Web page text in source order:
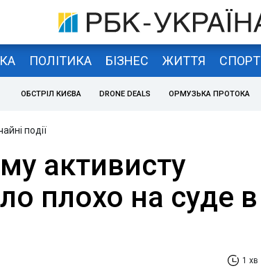
ПОЛІТИКА БІЗНЕС ЖИТТЯ СПОРТ
ОБСТРІЛ КИЄВА DRONE DEALS ОРМУЗЬКА ПРОТОКА
події
активисту
плохо на суде в
1 хв